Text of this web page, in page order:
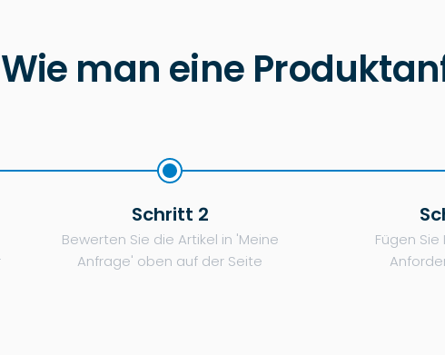
Wie man eine
Schritt 2
Bewerten Sie die Artikel in 'Meine
Anfrage' oben auf der Seite
Fügen